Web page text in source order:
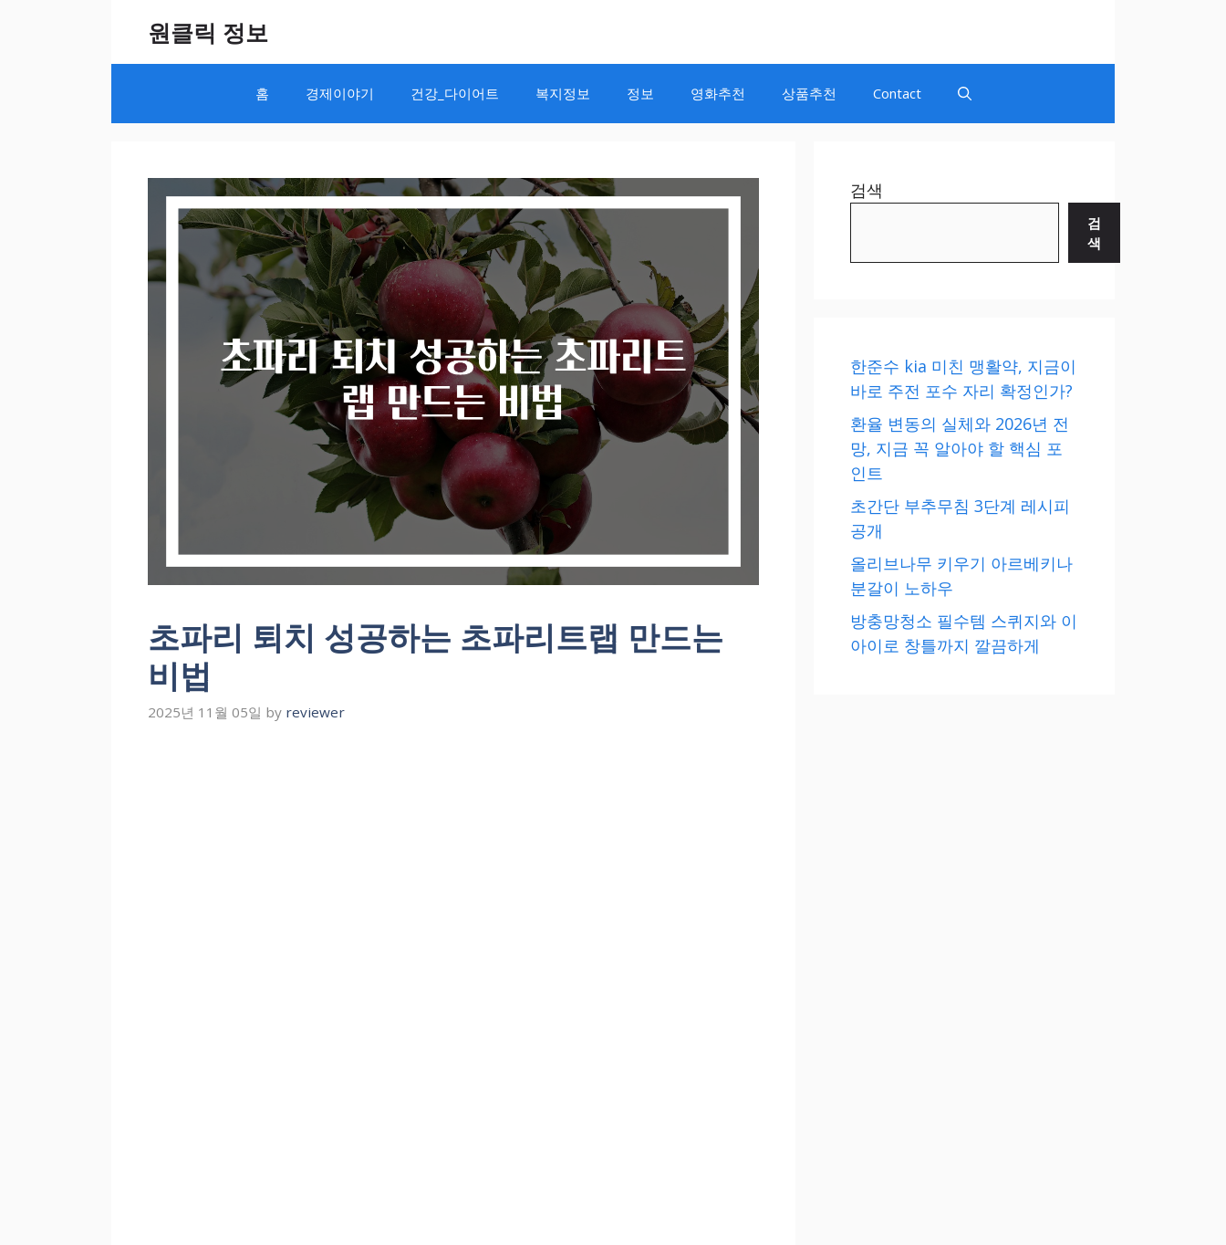
원클릭 정보
홈 경제이야기 건강_다이어트 복지정보 정보 영화추천 상품추천 Contact
초파리 퇴치 성공하는 초파리트랩 만드는
비법
2025년 11월 05일 by reviewer
검색
검
색
한준수 kia 미친 맹활약, 지금이
바로 주전 포수 자리 확정인가?
환율 변동의 실체와 2026년 전
망, 지금 꼭 알아야 할 핵심 포
인트
초간단 부추무침 3단계 레시피
공개
올리브나무 키우기 아르베키나
분갈이 노하우
방충망청소 필수템 스퀴지와 이
아이로 창틀까지 깔끔하게